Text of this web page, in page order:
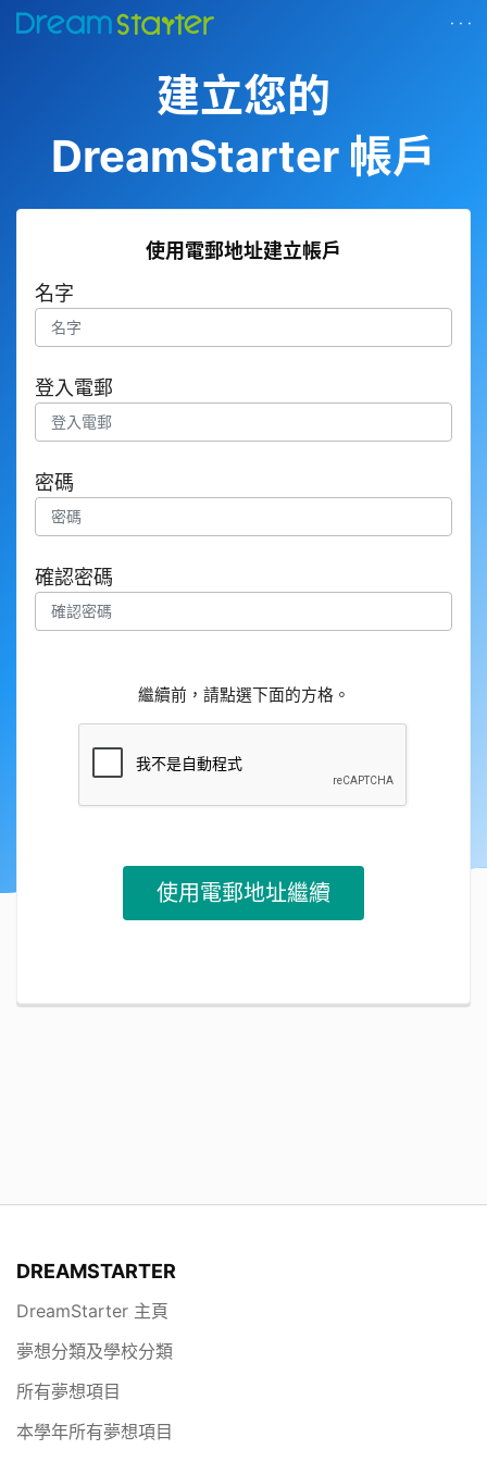
· · ·
建立您的
DreamStarter 帳戶
使用電郵地址建立帳戶
名字
登入電郵
密碼
確認密碼
繼續前，請點選下面的方格。
DREAMSTARTER
DreamStarter 主頁
夢想分類及學校分類
所有夢想項目
本學年所有夢想項目